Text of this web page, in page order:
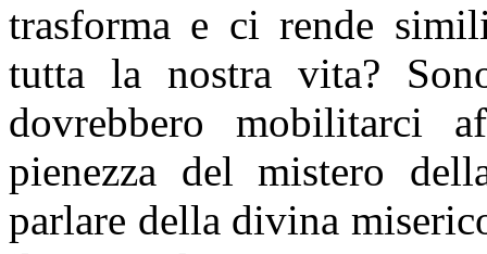
trasforma e ci rende
tutta la nostra vita?
dovrebbero mobilitarci
pienezza del mistero
parlare della divina